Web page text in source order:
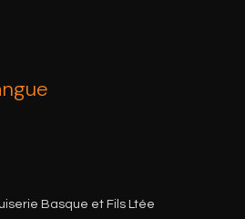
Basque et Fils Ltée